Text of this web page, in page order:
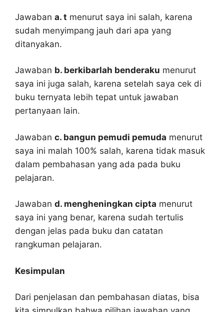
Jawaban a. t menurut saya ini salah, karena
sudah menyimpang jauh dari apa yang
ditanyakan.
Jawaban b. berkibarlah benderaku menurut
saya ini juga salah, karena setelah saya cek di
buku ternyata lebih tepat untuk jawaban
pertanyaan lain.
Jawaban c. bangun pemudi pemuda menurut
saya ini malah 100% salah, karena tidak masuk
dalam pembahasan yang ada pada buku
pelajaran.
Jawaban d. mengheningkan cipta menurut
saya ini yang benar, karena sudah tertulis
dengan jelas pada buku dan catatan
rangkuman pelajaran.
Kesimpulan
Dari penjelasan dan pembahasan diatas, bisa